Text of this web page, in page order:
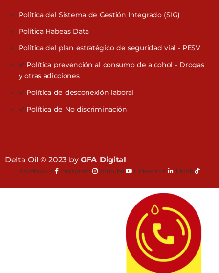
Política del Sistema de Gestión Integrado (SIG)
Política Habeas Data
Política del plan estratégico de seguridad vial - PESV
Política prevención al consumo de alcohol - Drogas
y otras adicciones
Política de desconexión laboral
Política de No discriminación
Delta Oil © 2023 by GFA Digital
Facebook-f Instagram Youtube Linkedin-in Tiktok